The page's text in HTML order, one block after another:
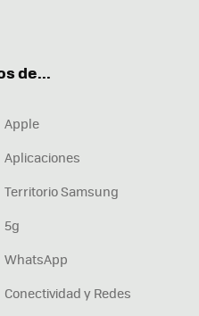
de...
Apple
Aplicaciones
Territorio Samsung
5g
WhatsApp
Conectividad y Redes